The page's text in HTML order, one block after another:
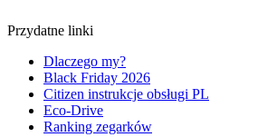
Przydatne linki
Dlaczego my?
Black Friday 2026
Citizen instrukcje obsługi PL
Eco-Drive
Ranking zegarków